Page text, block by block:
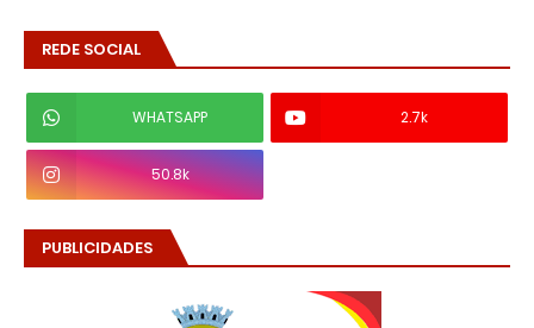
REDE SOCIAL
WHATSAPP 2.7k
50.8k
PUBLICIDADES